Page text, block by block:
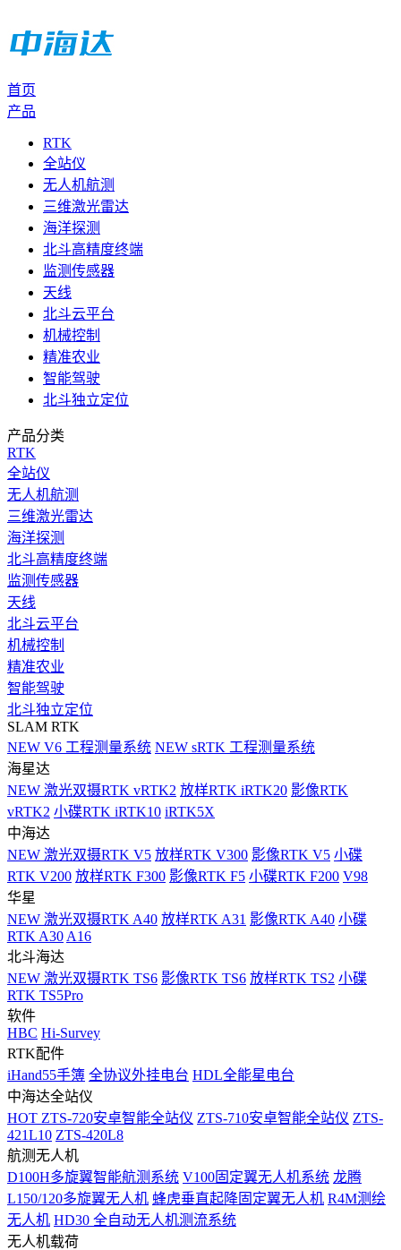
首页
产品
RTK
全站仪
无人机航测
三维激光雷达
海洋探测
北斗高精度终端
监测传感器
天线
北斗云平台
机械控制
精准农业
智能驾驶
北斗独立定位
产品分类
RTK
全站仪
无人机航测
三维激光雷达
海洋探测
北斗高精度终端
监测传感器
天线
北斗云平台
机械控制
精准农业
智能驾驶
北斗独立定位
SLAM RTK
NEW V6 工程测量系统 NEW sRTK 工程测量系统
海星达
NEW 激光双摄RTK vRTK2 放样RTK iRTK20 影像RTK
vRTK2 小碟RTK iRTK10 iRTK5X
中海达
NEW 激光双摄RTK V5 放样RTK V300 影像RTK V5 小碟
RTK V200 放样RTK F300 影像RTK F5 小碟RTK F200 V98
华星
NEW 激光双摄RTK A40 放样RTK A31 影像RTK A40 小碟
RTK A30 A16
北斗海达
NEW 激光双摄RTK TS6 影像RTK TS6 放样RTK TS2 小碟
RTK TS5Pro
软件
HBC Hi-Survey
RTK配件
iHand55手簿 全协议外挂电台 HDL全能星电台
中海达全站仪
HOT ZTS-720安卓智能全站仪 ZTS-710安卓智能全站仪 ZTS-
421L10 ZTS-420L8
航测无人机
D100H多旋翼智能航测系统 V100固定翼无人机系统 龙腾
L150/120多旋翼无人机 蜂虎垂直起降固定翼无人机 R4M测绘
无人机 HD30 全自动无人机测流系统
无人机载荷